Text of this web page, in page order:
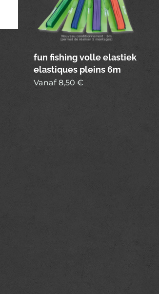
fun fishing volle elastiek
elastiques pleins 6m
Vanaf 8,50 €